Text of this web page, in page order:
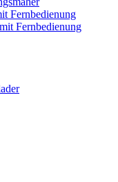
Fernbedienung
Fernbedienung